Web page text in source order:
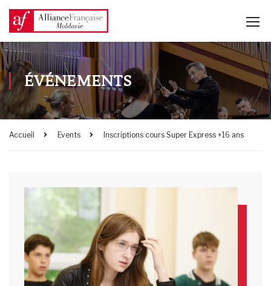
ÉVÉNEMENTS
Accueil Events Inscriptions cours Super Express +16 ans